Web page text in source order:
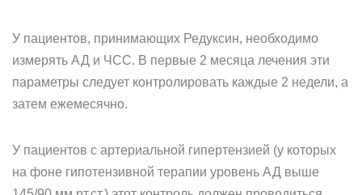
У пациентов, принимающих Редуксин, необходимо
измерять АД и ЧСС. В первые 2 месяца лечения эти
параметры следует контролировать каждые 2 недели, а
затем ежемесячно.
У пациентов с артериальной гипертензией (у которых
на фоне гипотензивной терапии уровень АД выше